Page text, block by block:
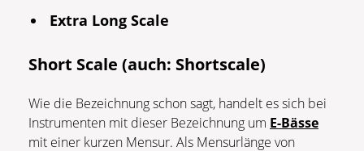
Extra Long Scale
Short Scale (auch: Shortscale)
Wie die Bezeichnung schon sagt, handelt es sich bei
Instrumenten mit dieser Bezeichnung um E-Bässe
mit einer kurzen Mensur. Als Mensurlänge von